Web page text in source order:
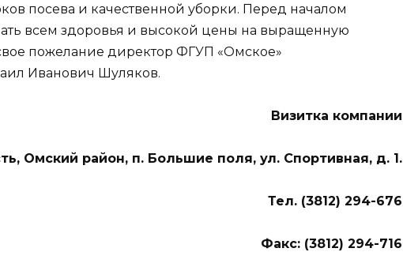
посева и качественной уборки. Перед началом
всем здоровья и высокой цены на выращенную
пожелание директор ФГУП «Омское»
Иванович Шуляков.
Визитка компании
Омский район, п. Большие поля, ул. Спортивная, д. 1.
Тел. (3812) 294-676
Факс: (3812) 294-716